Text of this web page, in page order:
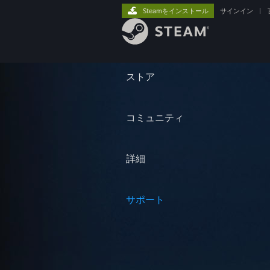
ストア
コミュニティ
詳細
サポート
Steamをインストール サインイン